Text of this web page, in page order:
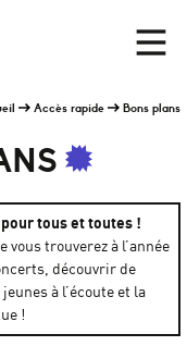
Menu
Accès rapide Bons plans
pour tous et toutes !
vous trouverez à l’année
découvrir de
à l’écoute et la
!